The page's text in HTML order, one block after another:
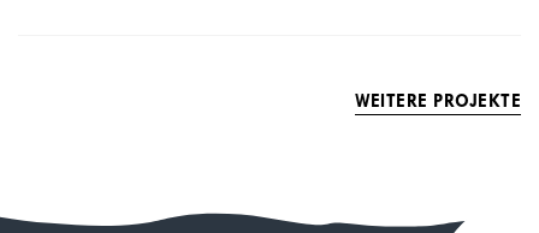
WEITERE PROJEKTE